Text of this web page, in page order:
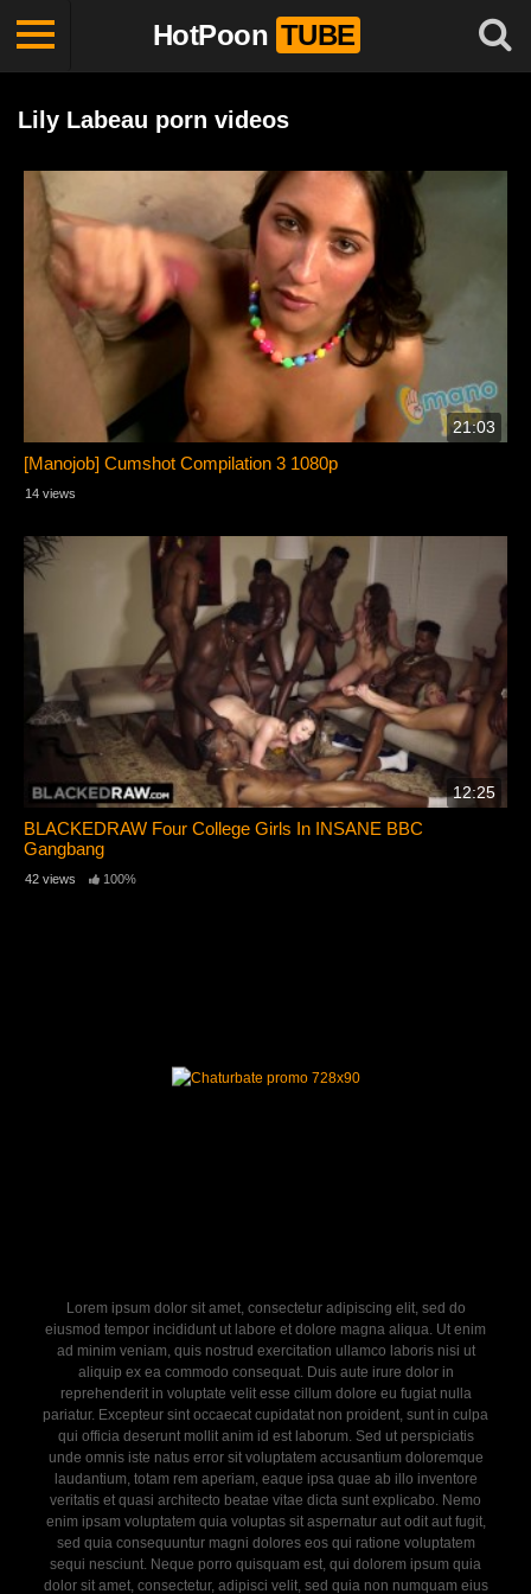
HotPoon TUBE
Lily Labeau porn videos
21:03
[Manojob] Cumshot Compilation 3 1080p
14 views
12:25
BLACKEDRAW Four College Girls In INSANE BBC
Gangbang
42 views 100%
Lorem ipsum dolor sit amet, consectetur adipiscing elit, sed do
eiusmod tempor incididunt ut labore et dolore magna aliqua. Ut enim
ad minim veniam, quis nostrud exercitation ullamco laboris nisi ut
aliquip ex ea commodo consequat. Duis aute irure dolor in
reprehenderit in voluptate velit esse cillum dolore eu fugiat nulla
pariatur. Excepteur sint occaecat cupidatat non proident, sunt in culpa
qui officia deserunt mollit anim id est laborum. Sed ut perspiciatis
unde omnis iste natus error sit voluptatem accusantium doloremque
laudantium, totam rem aperiam, eaque ipsa quae ab illo inventore
veritatis et quasi architecto beatae vitae dicta sunt explicabo. Nemo
enim ipsam voluptatem quia voluptas sit aspernatur aut odit aut fugit,
sed quia consequuntur magni dolores eos qui ratione voluptatem
sequi nesciunt. Neque porro quisquam est, qui dolorem ipsum quia
dolor sit amet, consectetur, adipisci velit, sed quia non numquam eius